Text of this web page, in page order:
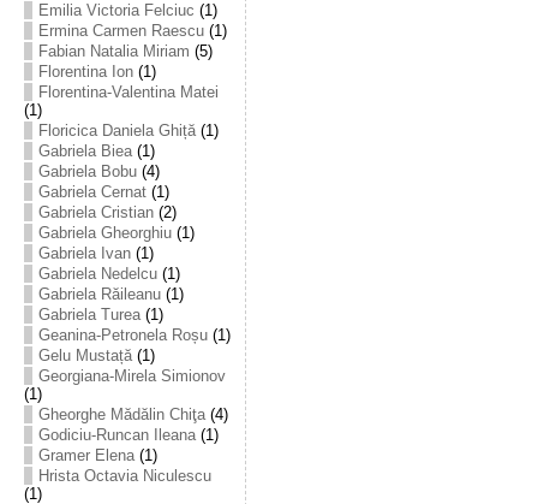
Emilia Victoria Felciuc (1)
Ermina Carmen Raescu(1)
Fabian Natalia Miriam (5)
Florentina Ion(1)
Florentina-Valentina Matei
(1)
Floricica Daniela Ghiță(1)
Gabriela Biea(1)
Gabriela Bobu(4)
Gabriela Cernat(1)
Gabriela Cristian(2)
Gabriela Gheorghiu(1)
Gabriela Ivan(1)
Gabriela Nedelcu(1)
Gabriela Răileanu(1)
Gabriela Turea(1)
Geanina-Petronela Roșu(1)
Gelu Mustață(1)
Georgiana-Mirela Simionov
(1)
Gheorghe Mădălin Chiţa(4)
Godiciu-Runcan Ileana(1)
Gramer Elena(1)
Hrista Octavia Niculescu
(1)